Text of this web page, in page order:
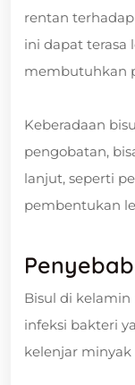
rentan
ini dapat terasa
membutuhkan
Keberadaan
pengobatan,
lanjut, seperti
pembentukan
Bisul di kelamin
infeksi bakteri
kelenjar minyak